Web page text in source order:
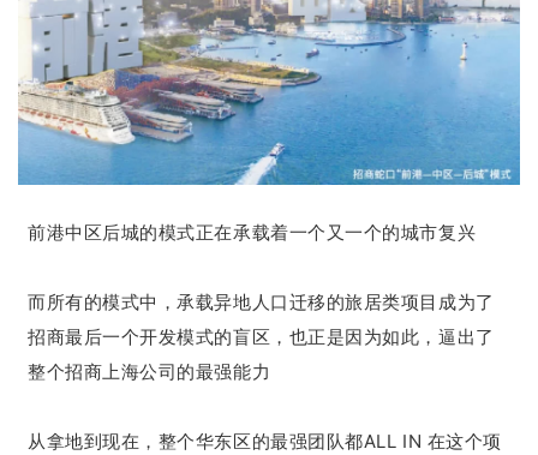
前港中区后城的模式正在承载着一个又一个的城市复兴
而所有的模式中，承载异地人口迁移的旅居类项目成为了
招商最后一个开发模式的盲区，也正是因为如此，逼出了
整个招商上海公司的最强能力
从拿地到现在，整个华东区的最强团队都ALL IN 在这个项